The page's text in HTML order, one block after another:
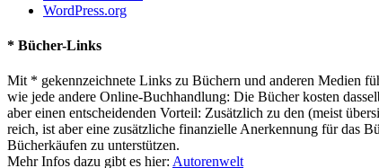
WordPress.org
* Bücher-Links
Mit * gekennzeichnete Links zu Büchern und anderen Medien
wie jede andere Online-Buchhandlung: Die Bücher kosten
aber einen entscheidenden Vorteil: Zusätzlich zu den (meist
reich, ist aber eine zusätzliche finanzielle Anerkennung für das
Bücherkäufen zu unterstützen.
Mehr Infos dazu gibt es hier: Autorenwelt